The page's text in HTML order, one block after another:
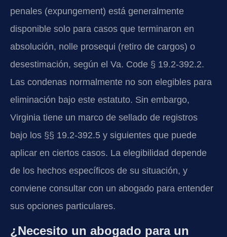
penales (expungement) está generalmente
disponible solo para casos que terminaron en
absolución, nolle prosequi (retiro de cargos) o
desestimación, según el Va. Code § 19.2-392.2.
Las condenas normalmente no son elegibles para
eliminación bajo este estatuto. Sin embargo,
Virginia tiene un marco de sellado de registros
bajo los §§ 19.2-392.5 y siguientes que puede
aplicar en ciertos casos. La elegibilidad depende
de los hechos específicos de su situación, y
conviene consultar con un abogado para entender
sus opciones particulares.
¿Necesito un abogado para un